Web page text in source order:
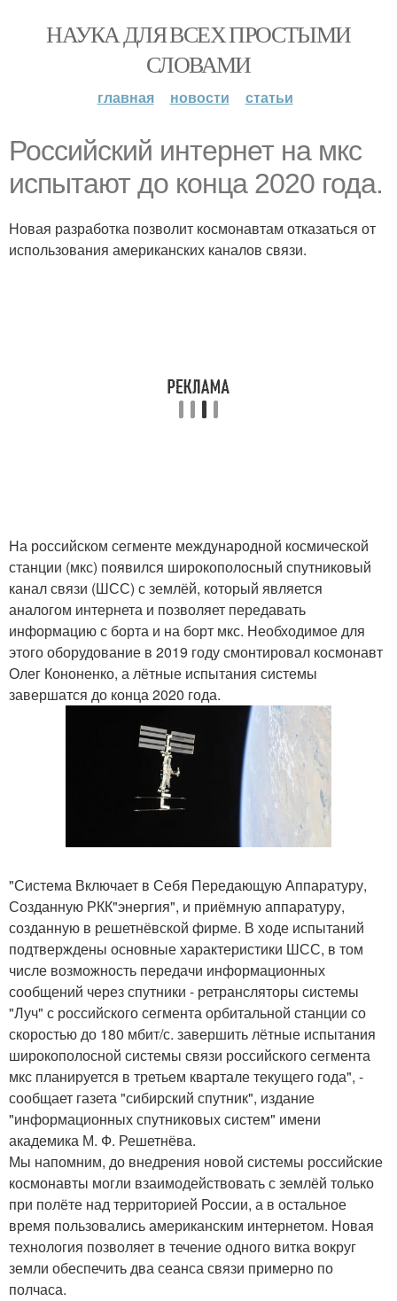
НАУКА ДЛЯ ВСЕХ ПРОСТЫМИ
СЛОВАМИ
главная новости статьи
Российский интернет на мкс
испытают до конца 2020 года.
Новая разработка позволит космонавтам отказаться от
использования американских каналов связи.
На российском сегменте международной космической
станции (мкс) появился широкополосный спутниковый
канал связи (ШСС) с землёй, который является
аналогом интернета и позволяет передавать
информацию с борта и на борт мкс. Необходимое для
этого оборудование в 2019 году смонтировал космонавт
Олег Кононенко, а лётные испытания системы
завершатся до конца 2020 года.
"Система Включает в Себя Передающую Аппаратуру,
Созданную РКК"энергия", и приёмную аппаратуру,
созданную в решетнёвской фирме. В ходе испытаний
подтверждены основные характеристики ШСС, в том
числе возможность передачи информационных
сообщений через спутники - ретрансляторы системы
"Луч" с российского сегмента орбитальной станции со
скоростью до 180 мбит/с. завершить лётные испытания
широкополосной системы связи российского сегмента
мкс планируется в третьем квартале текущего года", -
сообщает газета "сибирский спутник", издание
"информационных спутниковых систем" имени
академика М. Ф. Решетнёва.
Мы напомним, до внедрения новой системы российские
космонавты могли взаимодействовать с землёй только
при полёте над территорией России, а в остальное
время пользовались американским интернетом. Новая
технология позволяет в течение одного витка вокруг
земли обеспечить два сеанса связи примерно по
полчаса.